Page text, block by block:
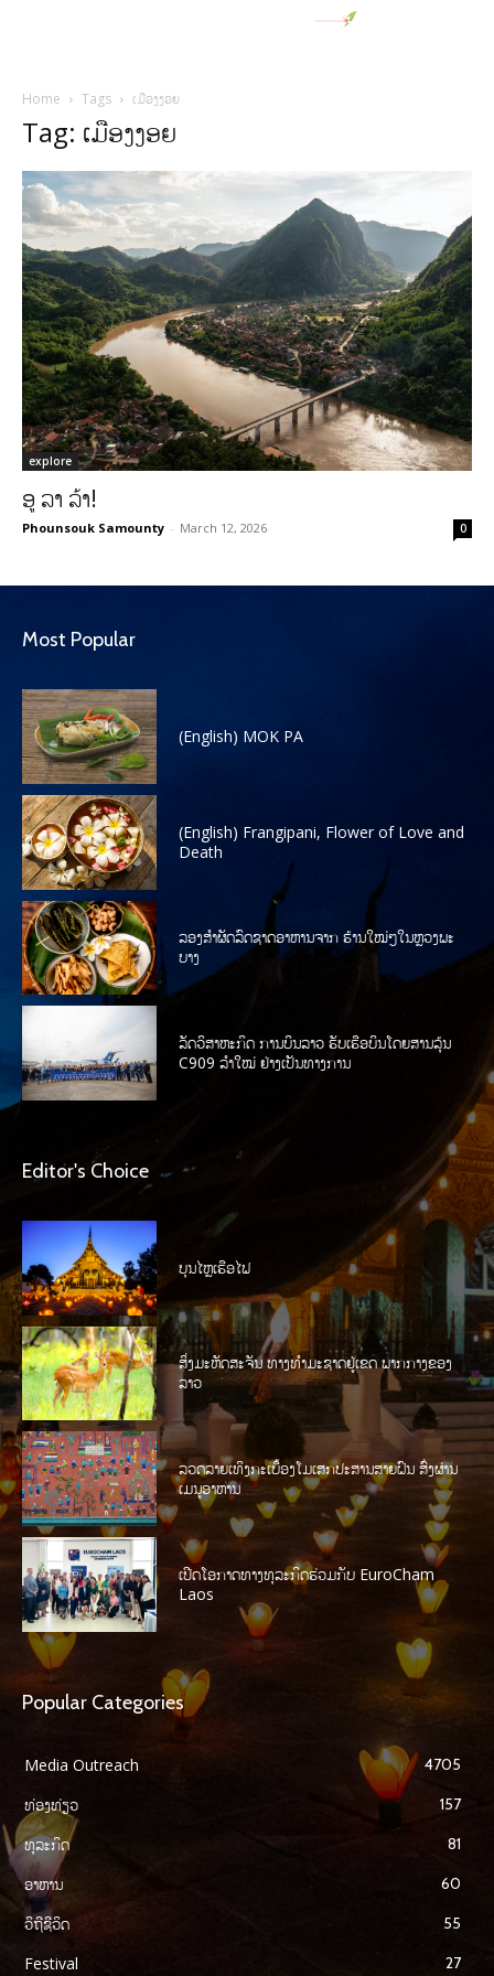
Home Tags ເມືອງງອຍ
Tag: ເມືອງງອຍ
explore
ອູ ລາ ລ້າ!
Phounsouk Samounty - March 12, 2026 0
Most Popular
(English) MOK PA
(English) Frangipani, Flower of Love and
Death
ລອງສໍາຜັດລົດຊາດອາຫານຈາກ ຮ້ານໃໝ່ໆໃນຫຼວງພະ
ບາງ
ລັດວິສາຫະກິດ ການບິນລາວ ຮັບເຮືອບິນໂດຍສານລຸ້ນ
C909 ລໍາໃໝ່ ຢ່າງເປັນທາງການ
Editor's Choice
ບຸນໄຫຼເຮືອໄຟ
ສິ່ງມະຫັດສະຈັນ ທາງທໍາມະຊາດຢູ່ເຂດ ພາກກາງຂອງ
ລາວ
ລວດລາຍເທິງກະເບື້ອງໂມເສກປະສານສາຍຝົນ ສົ່ງຜ່ານ
ເມນູອາຫານ
ເປີດໂອກາດທາງທຸລະກິດຮ່ວມກັບ EuroCham
Laos
Popular Categories
Media Outreach 4705
ທ່ອງທ່ຽວ 157
ທຸລະກິດ 81
ອາຫານ 60
ວິຖີຊີວິດ 55
Festival 27